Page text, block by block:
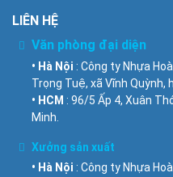
LIÊN HỆ
Văn phòng đại diện
• Hà Nội : Công ty Nhựa
Trọng Tuệ, xã Vĩnh Quỳnh,
• HCM : 96/5 Ấp 4, Xuân
Minh.
Xưởng sản xuất
• Hà Nội : Công ty Nhựa